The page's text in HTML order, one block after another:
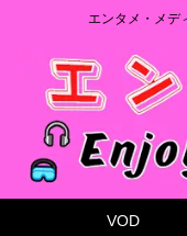
エンタメ・メデ
VOD